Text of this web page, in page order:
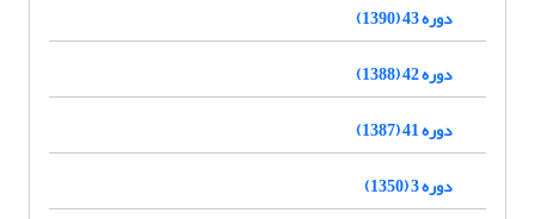
دوره 43 (1390)
دوره 42 (1388)
دوره 41 (1387)
دوره 3 (1350)